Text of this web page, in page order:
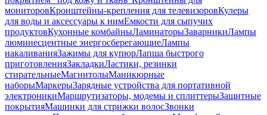
мониторовКронштейны-крепления для телевизоровКулеры
для воды и аксессуары к нимЕмкости для сыпучих
продуктовКухонные комбайныЛаминаторыЗаварникиЛампы
люминесцентные энергосберегающиеЛампы
накаливанияЗажимы для купюрЛапша быстрого
приготовленияЗакладкиЛастики, резинки
стирательныеМагнитолыМаникюрные
наборыМаркерыЗарядные устройства для портативной
электроникиМаршрутизаторы, модемы и сплиттерыЗащитные
покрытияМашинки для стрижки волосЗвонки